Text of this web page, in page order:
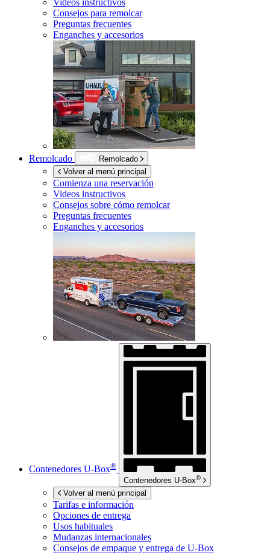
Videos instructivos
Consejos para remolcar
Preguntas frecuentes
Enganches y accesorios
Remolcado
Remolcado
Volver al menú principal
Comienza una reservación
Videos instructivos
Consejos sobre cómo remolcar
Preguntas frecuentes
Enganches y accesorios
Contenedores U-Box®
Contenedores U-Box®
Volver al menú principal
Tarifas e información
Opciones de entrega
Usos habituales
Mudanzas internacionales
Consejos de empaque y entrega de U-Box